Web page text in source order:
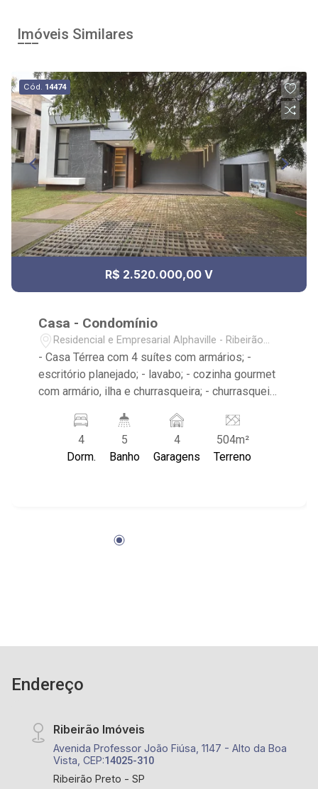
Imóveis Similares
Cód. 14474
R$ 2.520.000,00 V
Casa - Condomínio
Residencial e Empresarial Alphaville - Ribeirão
Preto/SP
- Casa Térrea com 4 suítes com armários; -
escritório planejado; - lavabo; - cozinha gourmet
com armário, ilha e churrasqueira; - churrasqueira
embutir; - área de serviço planejada; - piscina de
vinil (iluminação, preparação para aquecimento e
hidromassagem) - vestiário com chuveiro, sala
House: Quadras de tênis, Beach Tênis, Piscina,
4
Dorm.
5
Banho
4
Garagens
504m²
Terreno
Endereço
Ribeirão Imóveis
Avenida Professor João Fiúsa, 1147 - Alto da Boa
Vista, CEP:14025-310
Ribeirão Preto - SP